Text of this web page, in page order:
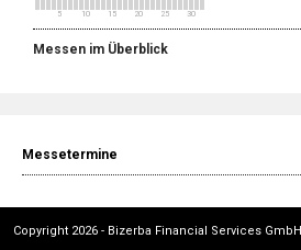
5 10 15 20 25 30
Messen im Überblick
Messetermine
Copyright 2026 - Bizerba Financial Services GmbH